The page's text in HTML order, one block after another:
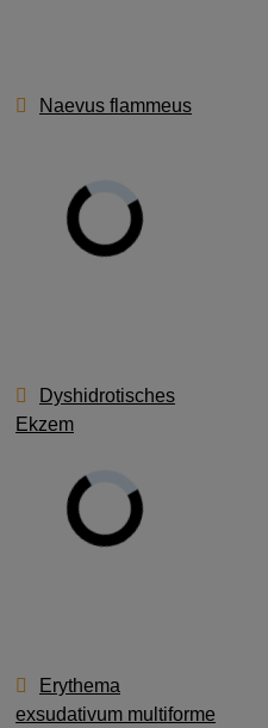
Naevus flammeus
Dyshidrotisches
Ekzem
Erythema
exsudativum multiforme